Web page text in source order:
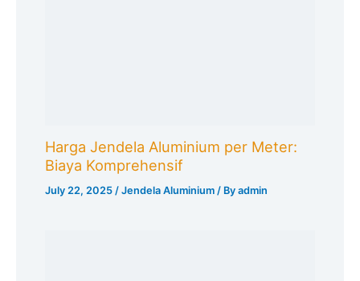
Harga Jendela Aluminium per Meter:
Biaya Komprehensif
July 22, 2025 /Jendela Aluminium / Byadmin